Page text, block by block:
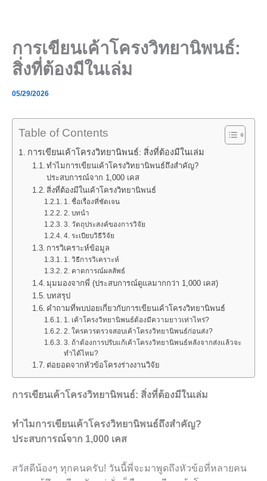
การเขียนเค้าโครงวิทยานิพนธ์:
สิ่งที่ต้องมีในเล่ม
05/29/2026
Table of Contents
การเขียนเค้าโครงวิทยานิพนธ์: สิ่งที่ต้องมีในเล่ม
ทำไมการเขียนเค้าโครงวิทยานิพนธ์ถึงสำคัญ?
ประสบการณ์จาก 1,000 เคส
สิ่งที่ต้องมีในเค้าโครงวิทยานิพนธ์
1. ชื่อเรื่องที่ชัดเจน
2. บทนำ
3. วัตถุประสงค์ของการวิจัย
4. ระเบียบวิธีวิจัย
การวิเคราะห์ข้อมูล
1. วิธีการวิเคราะห์
2. คาดการณ์ผลลัพธ์
มุมมองจากพี่ (ประสบการณ์ดูแลมากกว่า 1,000 เคส)
บทสรุป
คำถามที่พบบ่อยเกี่ยวกับการเขียนเค้าโครงวิทยานิพนธ์
1. เค้าโครงวิทยานิพนธ์ต้องมีความยาวเท่าไหร่?
2. ใครควรตรวจสอบเค้าโครงวิทยานิพนธ์ก่อนส่ง?
3. ถ้าต้องการปรับแก้เค้าโครงวิทยานิพนธ์หลังจากส่งแล้วจะ
ทำได้ไหม?
ต่อยอดจากหัวข้อโครงร่างงานวิจัย
การเขียนเค้าโครงวิทยานิพนธ์: สิ่งที่ต้องมีในเล่ม
ทำไมการเขียนเค้าโครงวิทยานิพนธ์ถึงสำคัญ?
ประสบการณ์จาก 1,000 เคส
สวัสดีน้องๆ ทุกคนครับ! วันนี้พี่จะมาพูดถึงหัวข้อที่หลายคน